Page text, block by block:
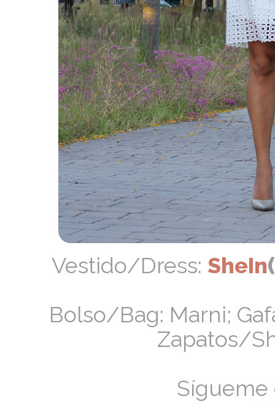
Vestido/Dress: SheIn(
Bolso/Bag: Marni;
Zapatos/